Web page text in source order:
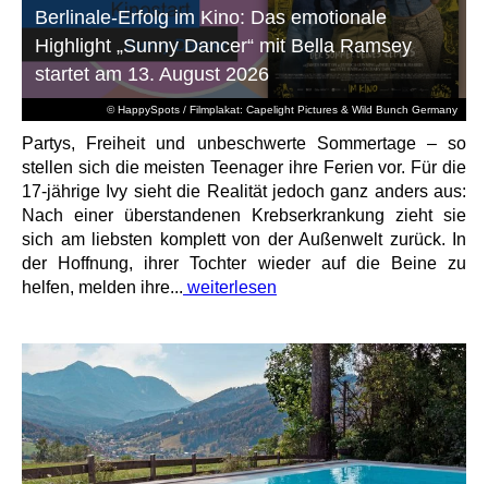
© HappySpots / Filmplakat: Capelight Pictures & Wild Bunch Germany
Berlinale-Erfolg im Kino: Das emotionale
Highlight „Sunny Dancer“ mit Bella Ramsey
startet am 13. August 2026
Partys, Freiheit und unbeschwerte Sommertage – so
stellen sich die meisten Teenager ihre Ferien vor. Für die
17-jährige Ivy sieht die Realität jedoch ganz anders aus:
Nach einer überstandenen Krebserkrankung zieht sie
sich am liebsten komplett von der Außenwelt zurück. In
der Hoffnung, ihrer Tochter wieder auf die Beine zu
helfen, melden ihre... weiterlesen